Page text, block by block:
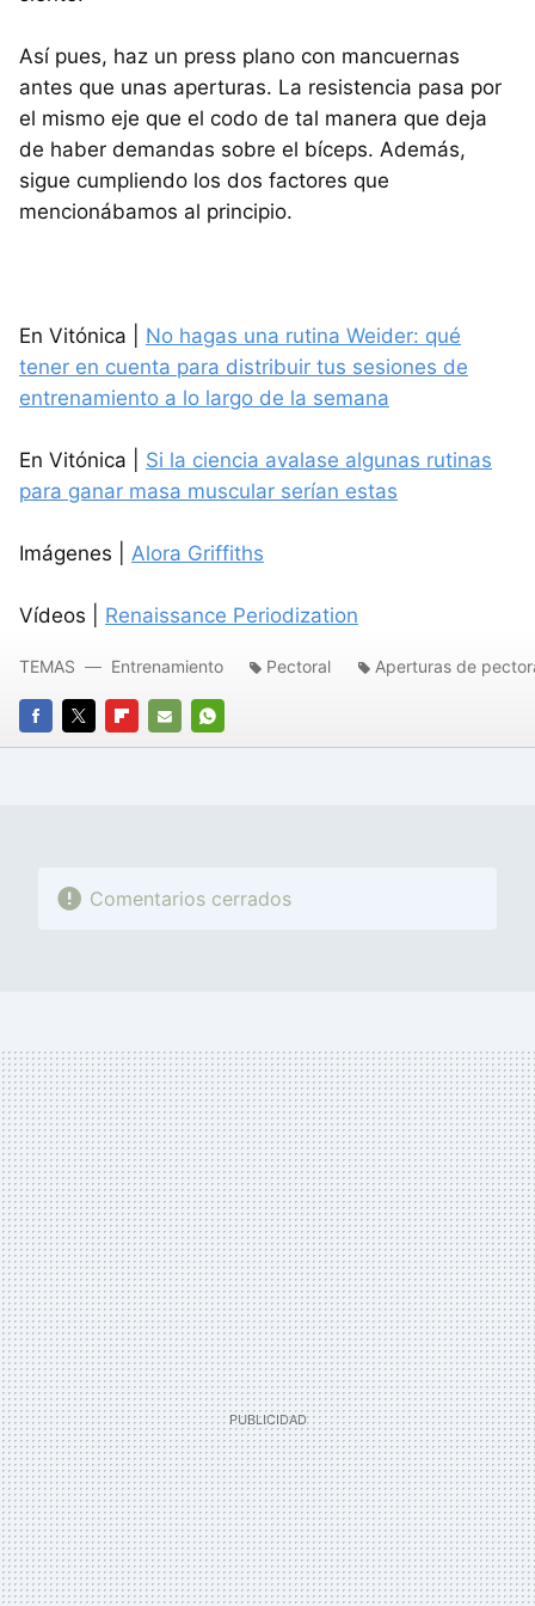
Así pues, haz un press plano con mancuernas
antes que unas aperturas. La resistencia pasa por
el mismo eje que el codo de tal manera que deja
de haber demandas sobre el bíceps. Además,
sigue cumpliendo los dos factores que
mencionábamos al principio.
En Vitónica | No hagas una rutina Weider: qué
tener en cuenta para distribuir tus sesiones de
entrenamiento a lo largo de la semana
En Vitónica | Si la ciencia avalase algunas rutinas
para ganar masa muscular serían estas
Imágenes | Alora Griffiths
Vídeos | Renaissance Periodization
FACEBOOK
TWITTERFLIPBOARD
E-
WHATSAPP
TEMAS Entrenamiento Pectoral Aperturas de
Comentarios cerrados